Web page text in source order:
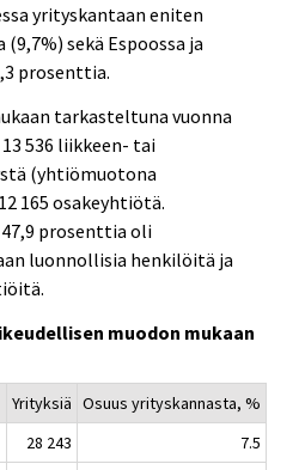
yrityskantaan eniten
sekä Espoossa ja
prosenttia.
tarkasteltuna vuonna
536 liikkeen- tai
(yhtiömuotona
165 osakeyhtiötä.
prosenttia oli
luonnollisia henkilöitä ja
muodon mukaan
Yrityksiä Osuus yrityskannasta, %
28 243
7.5